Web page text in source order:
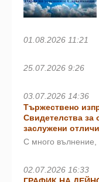
01.08.2026 11:21
25.07.2026 9:26
03.07.2026 14:36
Тържествено
Свидетелства за
заслужени
С много вълнение,
02.07.2026 16:33